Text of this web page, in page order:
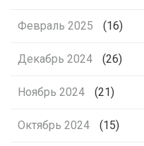
Февраль 2025 (16)
Декабрь 2024 (26)
Ноябрь 2024 (21)
Октябрь 2024 (15)